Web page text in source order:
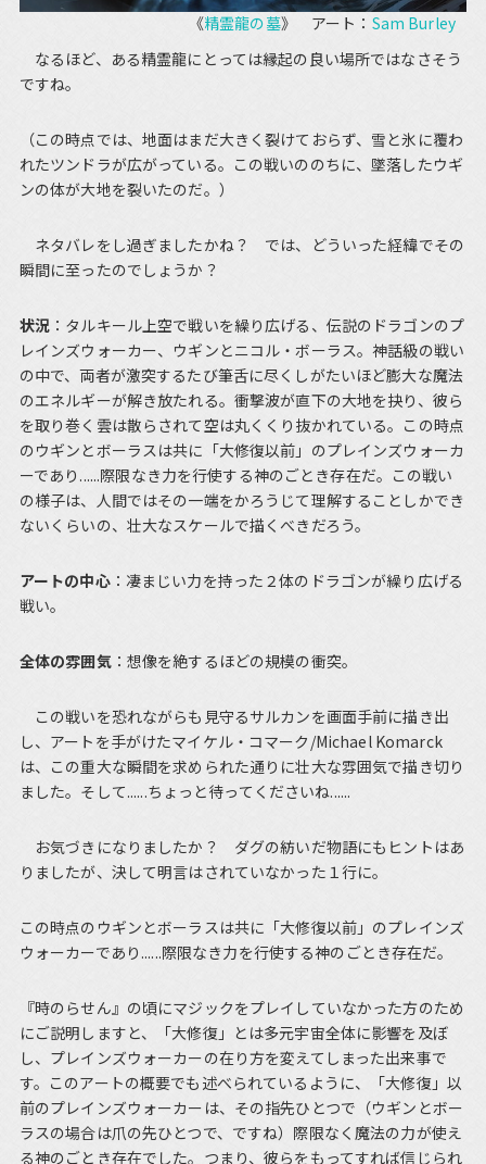
《精霊龍の墓》 アート： Sam Burley
なるほど、ある精霊龍にとっては縁起の良い場所ではなさそう
ですね。
（この時点では、地面はまだ大きく裂けておらず、雪と氷に覆わ
れたツンドラが広がっている。この戦いののちに、墜落したウギ
ンの体が大地を裂いたのだ。）
ネタバレをし過ぎましたかね？ では、どういった経緯でその
瞬間に至ったのでしょうか？
状況 ：タルキール上空で戦いを繰り広げる、伝説のドラゴンのプ
レインズウォーカー、ウギンとニコル・ボーラス。神話級の戦い
の中で、両者が激突するたび筆舌に尽くしがたいほど膨大な魔法
のエネルギーが解き放たれる。衝撃波が直下の大地を抉り、彼ら
を取り巻く雲は散らされて空は丸くくり抜かれている。この時点
のウギンとボーラスは共に「大修復以前」のプレインズウォーカ
ーであり......際限なき力を行使する神のごとき存在だ。この戦い
の様子は、人間ではその一端をかろうじて理解することしかでき
ないくらいの、壮大なスケールで描くべきだろう。
アートの中心：凄まじい力を持った２体のドラゴンが繰り広げる
戦い。
全体の雰囲気：想像を絶するほどの規模の衝突。
この戦いを恐れながらも見守るサルカンを画面手前に描き出
し、アートを手がけたマイケル・コマーク/Michael Komarck
は、この重大な瞬間を求められた通りに壮大な雰囲気で描き切り
ました。そして......ちょっと待ってくださいね......
お気づきになりましたか？ ダグの紡いだ物語にもヒントはあ
りましたが、決して明言はされていなかった１行に。
この時点のウギンとボーラスは共に「大修復以前」のプレインズ
ウォーカーであり......際限なき力を行使する神のごとき存在だ。
『時のらせん』の頃にマジックをプレイしていなかった方のため
にご説明しますと、「大修復」とは多元宇宙全体に影響を及ぼ
し、プレインズウォーカーの在り方を変えてしまった出来事で
す。このアートの概要でも述べられているように、「大修復」以
前のプレインズウォーカーは、その指先ひとつで（ウギンとボー
ラスの場合は爪の先ひとつで、ですね）際限なく魔法の力が使え
る神のごとき存在でした。つまり、彼らをもってすれば信じられ